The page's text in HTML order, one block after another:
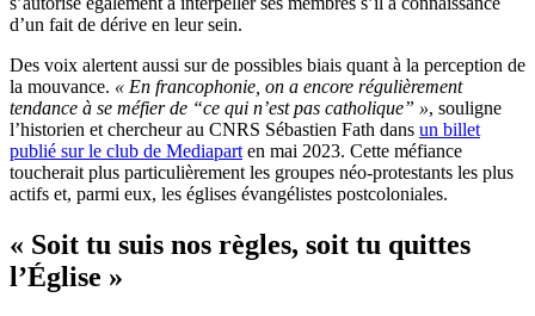
d’un fait de dérive en leur sein.
Des voix alertent aussi sur de possibles biais quant à la perception de
la mouvance. « En francophonie, on a encore régulièrement
tendance à se méfier de “ce qui n’est pas catholique” », souligne
l’historien et chercheur au CNRS Sébastien Fath dans un billet
publié sur le club de Mediapart en mai 2023. Cette méfiance
toucherait plus particulièrement les groupes néo-protestants les plus
actifs et, parmi eux, les églises évangélistes postcoloniales.
« Soit tu suis nos règles, soit tu quittes
l’Église »